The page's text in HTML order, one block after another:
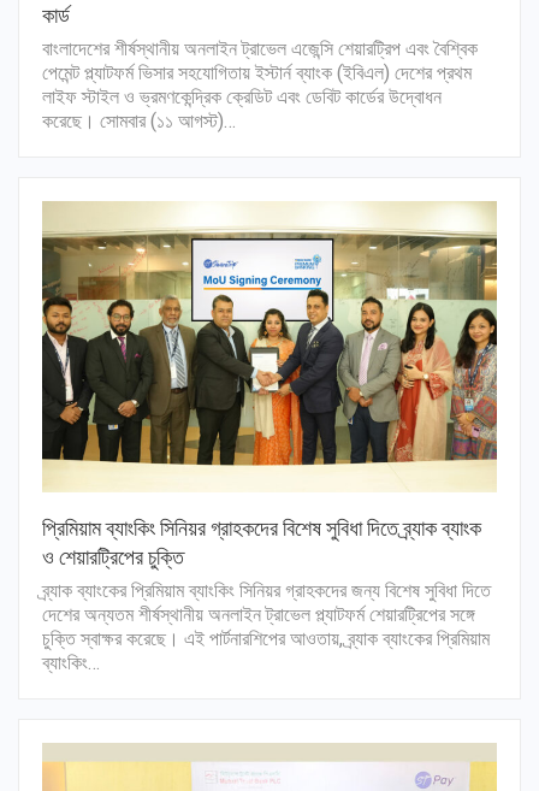
কার্ড
বাংলাদেশের শীর্ষস্থানীয় অনলাইন ট্রাভেল এজেন্সি শেয়ারট্রিপ এবং বৈশ্বিক
পেমেন্ট প্ল্যাটফর্ম ভিসার সহযোগিতায় ইস্টার্ন ব্যাংক (ইবিএল) দেশের প্রথম
লাইফ স্টাইল ও ভ্রমণকেন্দ্রিক ক্রেডিট এবং ডেবিট কার্ডের উদ্বোধন
করেছে। সোমবার (১১ আগস্ট)…
প্রিমিয়াম ব্যাংকিং সিনিয়র গ্রাহকদের বিশেষ সুবিধা দিতে ব্র্যাক ব্যাংক
ও শেয়ারট্রিপের চুক্তি
ব্র্যাক ব্যাংকের প্রিমিয়াম ব্যাংকিং সিনিয়র গ্রাহকদের জন্য বিশেষ সুবিধা দিতে
দেশের অন্যতম শীর্ষস্থানীয় অনলাইন ট্রাভেল প্ল্যাটফর্ম শেয়ারট্রিপের সঙ্গে
চুক্তি স্বাক্ষর করেছে। এই পার্টনারশিপের আওতায়, ব্র্যাক ব্যাংকের প্রিমিয়াম
ব্যাংকিং…